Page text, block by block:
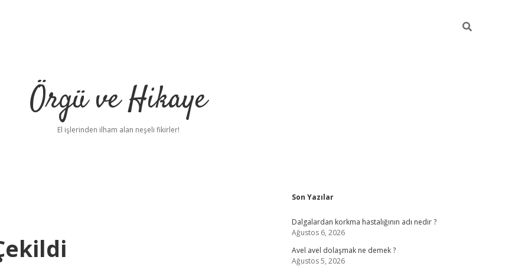
Örgü ve Hikaye
El işlerinden ilham alan neşeli fikirler!
Sidebar
Son Yazılar
Dalgalardan korkma hastalığının adı nedir ?
Ağustos 6, 2026
Avel avel dolaşmak ne demek ?
Ağustos 5, 2026